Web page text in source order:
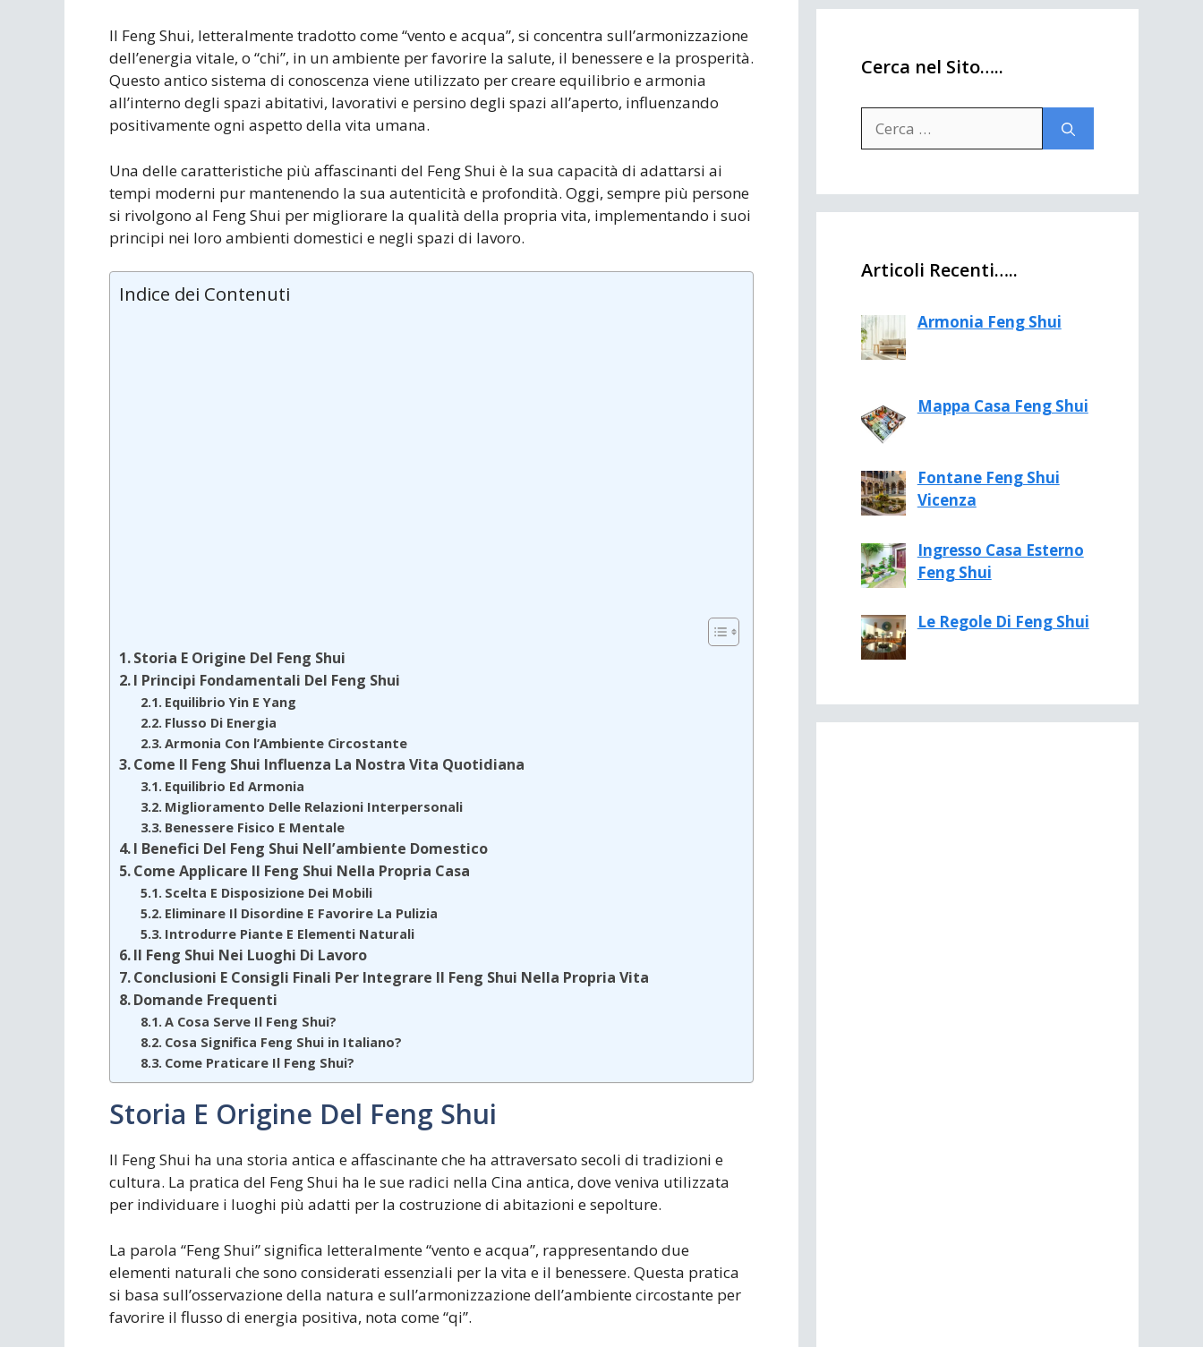
Il Feng Shui, letteralmente tradotto come “vento e acqua”, si concentra sull’armonizzazione
dell’energia vitale, o “chi”, in un ambiente per favorire la salute, il benessere e la prosperità.
Questo antico sistema di conoscenza viene utilizzato per creare equilibrio e armonia
all’interno degli spazi abitativi, lavorativi e persino degli spazi all’aperto, influenzando
positivamente ogni aspetto della vita umana.
Una delle caratteristiche più affascinanti del Feng Shui è la sua capacità di adattarsi ai
tempi moderni pur mantenendo la sua autenticità e profondità. Oggi, sempre più persone
si rivolgono al Feng Shui per migliorare la qualità della propria vita, implementando i suoi
principi nei loro ambienti domestici e negli spazi di lavoro.
Indice dei Contenuti
Storia E Origine Del Feng Shui
I Principi Fondamentali Del Feng Shui
Equilibrio Yin E Yang
Flusso Di Energia
Armonia Con l’Ambiente Circostante
Come Il Feng Shui Influenza La Nostra Vita Quotidiana
Equilibrio Ed Armonia
Miglioramento Delle Relazioni Interpersonali
Benessere Fisico E Mentale
I Benefici Del Feng Shui Nell’ambiente Domestico
Come Applicare Il Feng Shui Nella Propria Casa
Scelta E Disposizione Dei Mobili
Eliminare Il Disordine E Favorire La Pulizia
Introdurre Piante E Elementi Naturali
Il Feng Shui Nei Luoghi Di Lavoro
Conclusioni E Consigli Finali Per Integrare Il Feng Shui Nella Propria Vita
Domande Frequenti
A Cosa Serve Il Feng Shui?
Cosa Significa Feng Shui in Italiano?
Come Praticare Il Feng Shui?
Storia E Origine Del Feng Shui
Il Feng Shui ha una storia antica e affascinante che ha attraversato secoli di tradizioni e
cultura. La pratica del Feng Shui ha le sue radici nella Cina antica, dove veniva utilizzata
per individuare i luoghi più adatti per la costruzione di abitazioni e sepolture.
La parola “Feng Shui” significa letteralmente “vento e acqua”, rappresentando due
elementi naturali che sono considerati essenziali per la vita e il benessere. Questa pratica
si basa sull’osservazione della natura e sull’armonizzazione dell’ambiente circostante per
favorire il flusso di energia positiva, nota come “qi”.
Cerca nel Sito…..
per:
Articoli Recenti…..
Armonia Feng Shui
Mappa Casa Feng Shui
Fontane Feng Shui
Vicenza
Ingresso Casa Esterno
Feng Shui
Le Regole Di Feng Shui